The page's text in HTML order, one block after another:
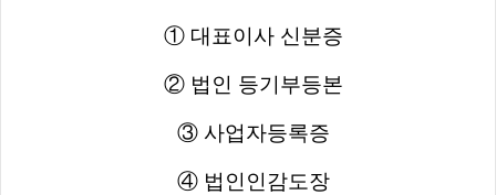
① 대표이사 신분증
② 법인 등기부등본
③ 사업자등록증
④ 법인인감도장